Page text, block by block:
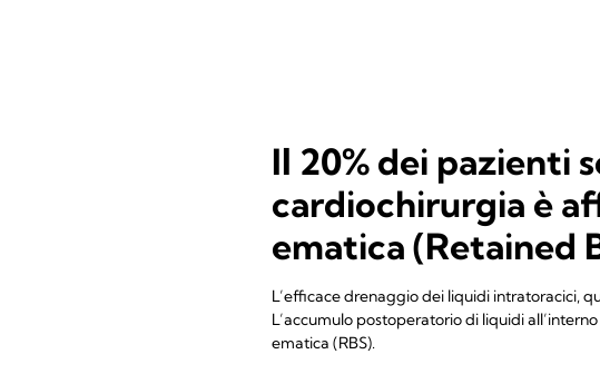
Il 20% dei pazienti
cardiochirurgia è
ematica (Retained
L’efficace drenaggio dei liquidi intratoracici,
L’accumulo postoperatorio di liquidi
ematica (RBS).